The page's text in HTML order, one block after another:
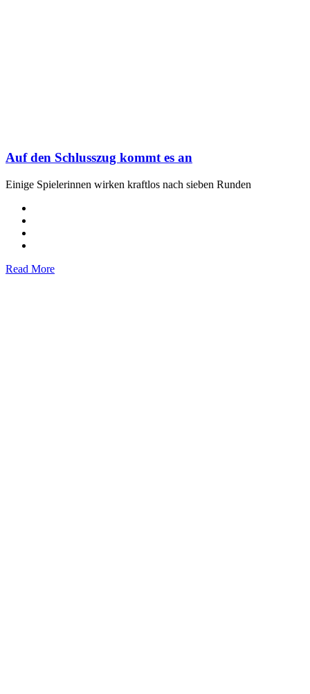
Auf den Schlusszug kommt es an
Einige Spielerinnen wirken kraftlos nach sieben Runden
Read More